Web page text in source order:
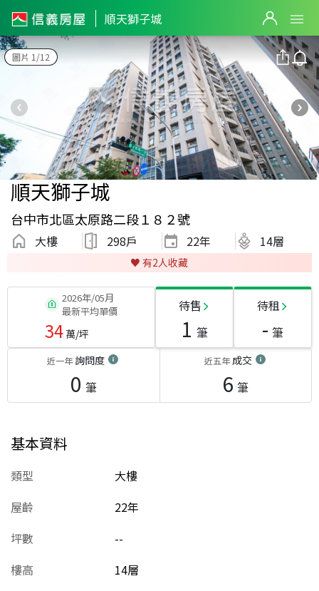
順天獅子城
圖片 1/12
順天獅子城
台中市北區太原路二段１８２號
大樓 298戶 22年 14層
♥️ 有2人收藏
2026年/05月
最新平均單價
34萬/坪
待售
1 筆
待租
- 筆
近一年詢問度
0 筆
近五年成交
6 筆
基本資料
類型
大樓
屋齡
22年
坪數
--
樓高
14層